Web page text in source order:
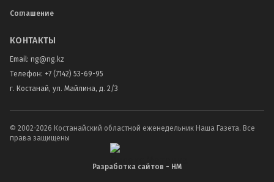
Соглашение
КОНТАКТЫ
Email: ng@ng.kz
Телефон: +7 (7142) 53-69-95
г. Костанай, ул. Майлина, д. 2/3
© 2002-2026 Костанайский областной еженедельник Наша Газета. Все
права защищены
Разработка сайтов - НМ